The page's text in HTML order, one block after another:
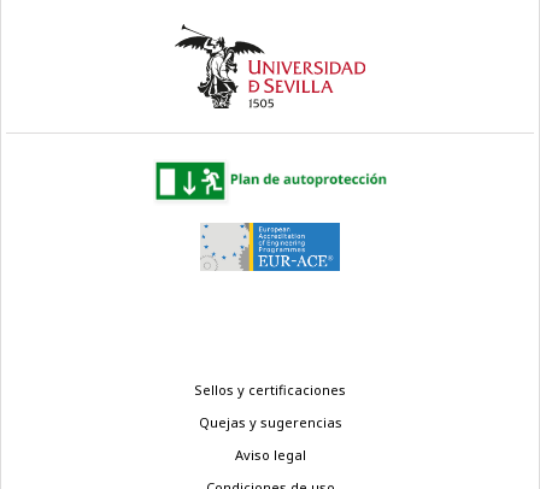
Sellos y certificaciones
Quejas y sugerencias
Aviso legal